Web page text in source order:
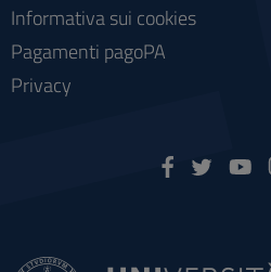
Informativa sui cookies
Pagamenti pagoPA
Privacy